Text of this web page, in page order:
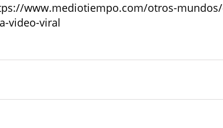
otros-mundos/
video-viral